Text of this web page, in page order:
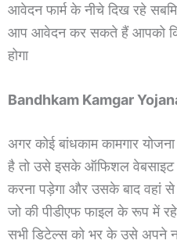
आवेदन फार्म के नीचे दिख रहे
आप आवेदन कर सकते हैं आपको
होगा
Bandhkam Kamgar
अगर कोई बांधकाम कामगार
है तो उसे इसके ऑफिशल वेबसाइट
करना पड़ेगा और उसके बाद वहां से
जो की पीडीएफ फाइल के रूप में
सभी डिटेल्स को भर के उसे अपने